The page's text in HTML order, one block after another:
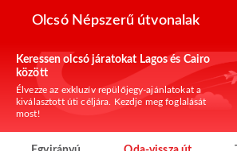
Olcsó Népszerű útvonalak
Keressen olcsó járatokat Lagos és Cairo
között
Élvezze az exkluzív repülőjegy-ajánlatokat a
kiválasztott úti céljára. Kezdje meg foglalását
most!